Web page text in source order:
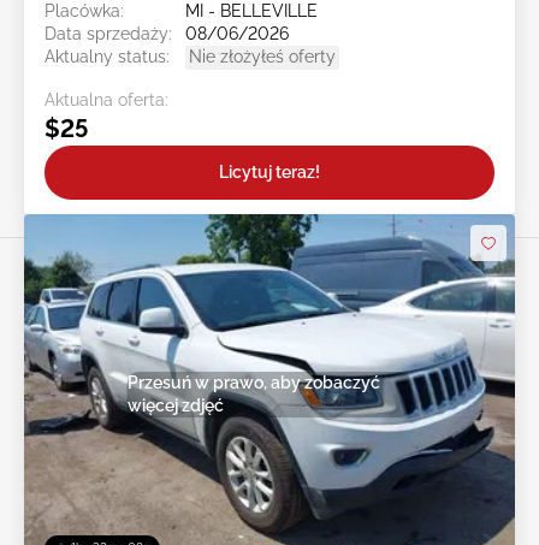
Placówka:
MI - BELLEVILLE
Data sprzedaży:
08/06/2026
Aktualny status:
Nie złożyłeś oferty
Aktualna oferta:
$25
Licytuj teraz!
Przesuń w prawo, aby zobaczyć
więcej zdjęć